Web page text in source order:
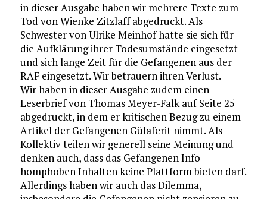
in dieser Ausgabe haben wir mehrere Texte zum
Tod von Wienke Zitzlaff abgedruckt. Als
Schwester von Ulrike Meinhof hatte sie sich für
die Aufklärung ihrer Todesumstände eingesetzt
und sich lange Zeit für die Gefangenen aus der
RAF eingesetzt. Wir betrauern ihren Verlust.
Wir haben in dieser Ausgabe zudem einen
Leserbrief von Thomas Meyer-Falk auf Seite 25
abgedruckt, in dem er kritischen Bezug zu einem
Artikel der Gefangenen Gülaferit nimmt. Als
Kollektiv teilen wir generell seine Meinung und
denken auch, dass das Gefangenen Info
homphoben Inhalten keine Plattform bieten darf.
Allerdings haben wir auch das Dilemma,